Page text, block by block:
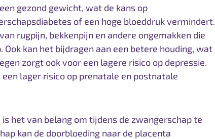
gezond gewicht, wat de kans op
of een hoge bloeddruk vermindert.
rugpijn, bekkenpijn en andere ongemakken die
kan het bijdragen aan een betere houding, wat
zorgt ook voor een lagere risico op depressie.
lager risico op prenatale en postnatale
het van belang om tijdens de zwangerschap te
kan de doorbloeding naar de placenta